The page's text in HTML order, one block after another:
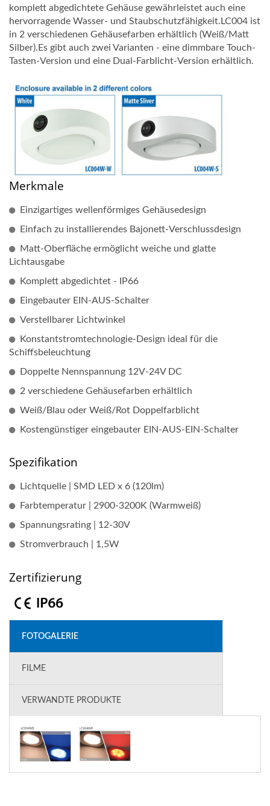
komplett abgedichtete Gehäuse gewährleistet auch eine
hervorragende Wasser- und Staubschutzfähigkeit.LC004 ist
in 2 verschiedenen Gehäusefarben erhältlich (Weiß/Matt
Silber).Es gibt auch zwei Varianten - eine dimmbare Touch-
Tasten-Version und eine Dual-Farblicht-Version erhältlich.
Merkmale
Einzigartiges wellenförmiges Gehäusedesign
Einfach zu installierendes Bajonett-Verschlussdesign
Matt-Oberfläche ermöglicht weiche und glatte
Lichtausgabe
Komplett abgedichtet - IP66
Eingebauter EIN-AUS-Schalter
Verstellbarer Lichtwinkel
Konstantstromtechnologie-Design ideal für die
Schiffsbeleuchtung
Doppelte Nennspannung 12V-24V DC
2 verschiedene Gehäusefarben erhältlich
Weiß/Blau oder Weiß/Rot Doppelfarblicht
Kostengünstiger eingebauter EIN-AUS-EIN-Schalter
Spezifikation
Lichtquelle | SMD LED x 6 (120lm)
Farbtemperatur | 2900-3200K (Warmweiß)
Spannungsrating | 12-30V
Stromverbrauch | 1,5W
Zertifizierung
FOTOGALERIE
FILME
VERWANDTE PRODUKTE